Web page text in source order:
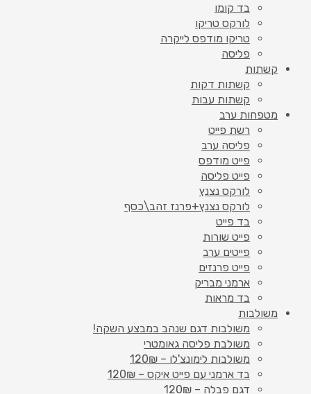
בד קומו
לורקס טריקו
טריקו מודפס לייקרה
פליסה
קשתות
קשתות דקות
קשתות עבות
מטפחות ערב
רשת פייט
פליסה ערב
פייט מודפס
פייט פליסה
לורקס נצנץ
לורקס נצנץ+פרנז זהב\כסף
בד פייט
פייט שורות
פייטים ערב
פייט פרנזים
ארמני מבריק
בד מראות
משולבות
משולבות דגם שנהב במבצע השקה!
משולבת פליסה גאומטרי
משולבות לימונצ'לו – 120₪
בד ארמני עם פייט איקס – 120₪
דגם פבלה – 120₪